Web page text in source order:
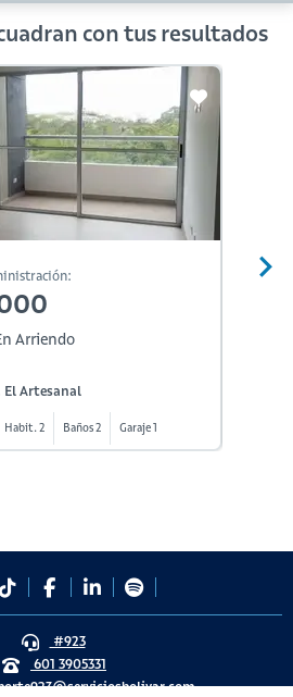
con tus resultados
Arriendo
Artesanal
Habit. 2 Baños 2 Garaje 1
#923
601 3905331